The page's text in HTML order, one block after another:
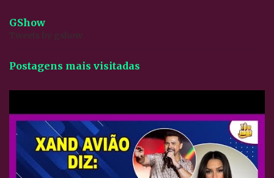
GShow
Tweets by gshow
Postagens mais visitadas